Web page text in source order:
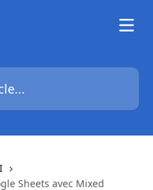
Sheets avec Mixed